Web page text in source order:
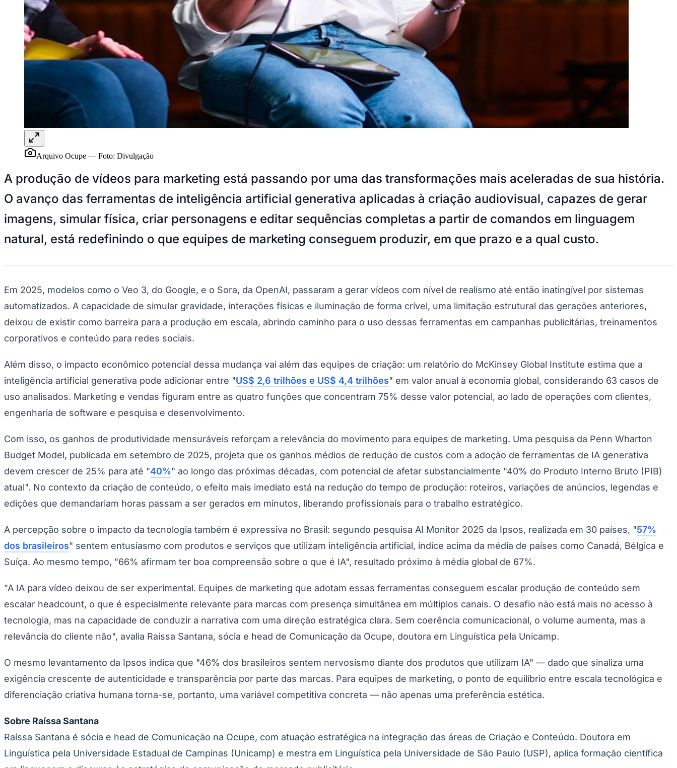
Hub de Negócios
Guia Comercial
Selo Verificado
Portal Educacional
Agenda de Vestibulares
Vagas de Emprego
Concursos
Panorama Econômico
Panorama Econômico
Anuncie no Portal
Verificar Empresa
Anunciar VagasNovo
Publicidade Legal
NBA
Fórmula 1
UFC
Tênis (ATP)
MLB
Atletismo
Brasileirão Série A
Brasileirão Série B
Copa do Brasil
Sul-Americana
Champions League
Premier League
La Liga
Bundesliga
Mundial 2026
Times - Ir direto
Corinthians Palmeiras
Arquivo Ocupe — Foto: Divulgação
A produção de vídeos para marketing está passando por uma das transformações mais aceleradas de sua história.
O avanço das ferramentas de inteligência artificial generativa aplicadas à criação audiovisual, capazes de gerar
imagens, simular física, criar personagens e editar sequências completas a partir de comandos em linguagem
natural, está redefinindo o que equipes de marketing conseguem produzir, em que prazo e a qual custo.
Em 2025, modelos como o Veo 3, do Google, e o Sora, da OpenAI, passaram a gerar vídeos com nível de realismo até então inatingível por sistemas
automatizados. A capacidade de simular gravidade, interações físicas e iluminação de forma crível, uma limitação estrutural das gerações anteriores,
deixou de existir como barreira para a produção em escala, abrindo caminho para o uso dessas ferramentas em campanhas publicitárias, treinamentos
corporativos e conteúdo para redes sociais.
Além disso, o impacto econômico potencial dessa mudança vai além das equipes de criação: um relatório do McKinsey Global Institute estima que a
inteligência artificial generativa pode adicionar entre "US$ 2,6 trilhões e US$ 4,4 trilhões" em valor anual à economia global, considerando 63 casos de
uso analisados. Marketing e vendas figuram entre as quatro funções que concentram 75% desse valor potencial, ao lado de operações com clientes,
engenharia de software e pesquisa e desenvolvimento.
Com isso, os ganhos de produtividade mensuráveis reforçam a relevância do movimento para equipes de marketing. Uma pesquisa da Penn Wharton
Budget Model, publicada em setembro de 2025, projeta que os ganhos médios de redução de custos com a adoção de ferramentas de IA generativa
devem crescer de 25% para até "40%" ao longo das próximas décadas, com potencial de afetar substancialmente "40% do Produto Interno Bruto (PIB)
atual". No contexto da criação de conteúdo, o efeito mais imediato está na redução do tempo de produção: roteiros, variações de anúncios, legendas e
edições que demandariam horas passam a ser gerados em minutos, liberando profissionais para o trabalho estratégico.
A percepção sobre o impacto da tecnologia também é expressiva no Brasil: segundo pesquisa AI Monitor 2025 da Ipsos, realizada em 30 países, "57%
dos brasileiros" sentem entusiasmo com produtos e serviços que utilizam inteligência artificial, índice acima da média de países como Canadá, Bélgica e
Suíça. Ao mesmo tempo, "66% afirmam ter boa compreensão sobre o que é IA", resultado próximo à média global de 67%.
"A IA para vídeo deixou de ser experimental. Equipes de marketing que adotam essas ferramentas conseguem escalar produção de conteúdo sem
escalar headcount, o que é especialmente relevante para marcas com presença simultânea em múltiplos canais. O desafio não está mais no acesso à
tecnologia, mas na capacidade de conduzir a narrativa com uma direção estratégica clara. Sem coerência comunicacional, o volume aumenta, mas a
relevância do cliente não", avalia Raíssa Santana, sócia e head de Comunicação da Ocupe, doutora em Linguística pela Unicamp.
O mesmo levantamento da Ipsos indica que "46% dos brasileiros sentem nervosismo diante dos produtos que utilizam IA" — dado que sinaliza uma
exigência crescente de autenticidade e transparência por parte das marcas. Para equipes de marketing, o ponto de equilíbrio entre escala tecnológica e
diferenciação criativa humana torna-se, portanto, uma variável competitiva concreta — não apenas uma preferência estética.
Sobre Raíssa Santana
Raíssa Santana é sócia e head de Comunicação na Ocupe, com atuação estratégica na integração das áreas de Criação e Conteúdo. Doutora em
Linguística pela Universidade Estadual de Campinas (Unicamp) e mestra em Linguística pela Universidade de São Paulo (USP), aplica formação científica